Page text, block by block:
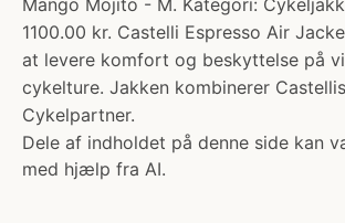
Mango Mojito - M. Kategori:
1100.00 kr. Castelli Espresso Air
at levere komfort og beskyttelse på
cykelture. Jakken kombinerer
Cykelpartner.
Dele af indholdet på denne side kan
med hjælp fra AI.